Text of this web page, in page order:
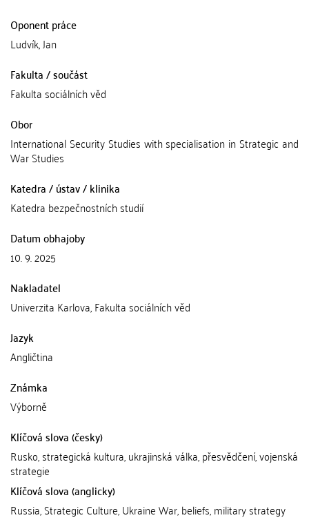
Oponent práce
Ludvík, Jan
Fakulta / součást
Fakulta sociálních věd
Obor
International Security Studies with specialisation in Strategic and
War Studies
Katedra / ústav / klinika
Katedra bezpečnostních studií
Datum obhajoby
10. 9. 2025
Nakladatel
Univerzita Karlova, Fakulta sociálních věd
Jazyk
Angličtina
Známka
Výborně
Klíčová slova (česky)
Rusko, strategická kultura, ukrajinská válka, přesvědčení, vojenská
strategie
Klíčová slova (anglicky)
Russia, Strategic Culture, Ukraine War, beliefs, military strategy